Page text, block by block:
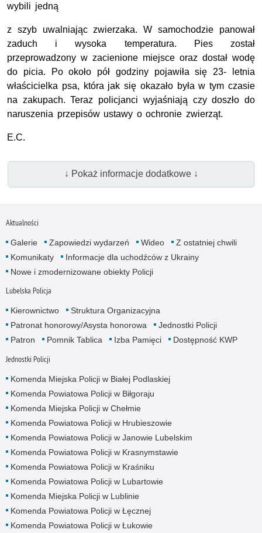
wybili jedną
z szyb uwalniając zwierzaka. W samochodzie panował
zaduch i wysoka temperatura. Pies został
przeprowadzony w zacienione miejsce oraz dostał wodę
do picia. Po około pół godziny pojawiła się 23- letnia
właścicielka psa, która jak się okazało była w tym czasie
na zakupach. Teraz policjanci wyjaśniają czy doszło do
naruszenia przepisów ustawy o ochronie zwierząt.
E.C.
↓ Pokaż informacje dodatkowe ↓
Aktualności
Galerie Zapowiedzi wydarzeń Wideo
Z ostatniej chwili
Komunikaty
Informacje dla uchodźców z Ukrainy
Nowe i zmodernizowane obiekty Policji
Lubelska Policja
Kierownictwo
Struktura Organizacyjna
Patronat honorowy/Asysta honorowa
Jednostki Policji
Patron
Pomnik Tablica Izba Pamięci Dostępność KWP
Jednostki Policji
Komenda Miejska Policji w Białej Podlaskiej
Komenda Powiatowa Policji w Biłgoraju
Komenda Miejska Policji w Chełmie
Komenda Powiatowa Policji w Hrubieszowie
Komenda Powiatowa Policji w Janowie Lubelskim
Komenda Powiatowa Policji w Krasnymstawie
Komenda Powiatowa Policji w Kraśniku
Komenda Powiatowa Policji w Lubartowie
Komenda Miejska Policji w Lublinie
Komenda Powiatowa Policji w Łęcznej
Komenda Powiatowa Policji w Łukowie